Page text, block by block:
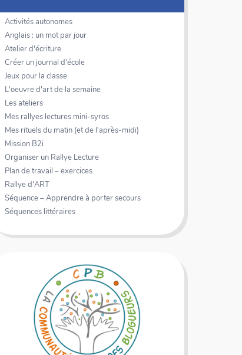
Activités autonomes
Anglais : un mot par jour
Atelier d'écriture
Créer un journal d'école
Jeux pour la classe
L'oeuvre d'art de la semaine
Les ateliers
Mes rallyes lectures mini-syros
Mes rituels du matin (et de l'après-midi)
Mission B2i
Organiser un Rallye Lecture
Plan de travail – exercices
Rallye d'ART
Séquence – Apprendre à porter secours
Séquences littéraires